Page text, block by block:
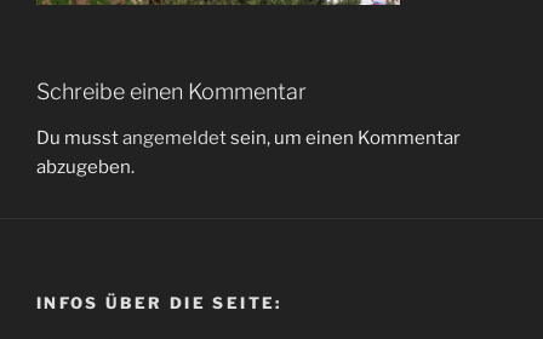
Schreibe einen Kommentar
Du musstangemeldetsein, um einen Kommentar
abzugeben.
INFOS ÜBER DIE SEITE: